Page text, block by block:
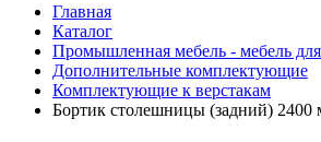
Главная
Каталог
Промышленная мебель - мебель для
Дополнительные комплектующие
Комплектующие к верстакам
Бортик столешницы (задний) 2400